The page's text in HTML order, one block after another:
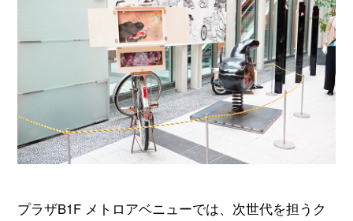
プラザB1F メトロアベニューでは、次世代を担うク